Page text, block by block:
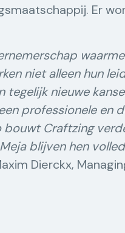
Er
niet alleen hun
nieuwe
professionele en
Craftzing
blijven hen
Dierckx,